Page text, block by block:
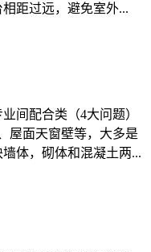
距过远，避免室外...
间配合类（4大问题）
屋面天窗壁等，大多是
体，砌体和混凝土两...